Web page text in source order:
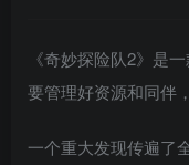
《奇妙探险队2》是
要管理好资源和同伴
一个重大发现传遍了